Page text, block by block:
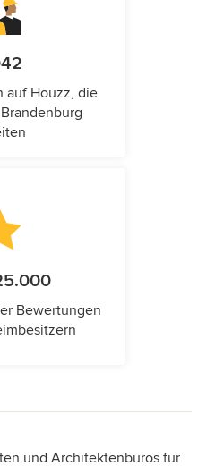
auf Houzz, die
Bewertungen
und Architektenbüros für